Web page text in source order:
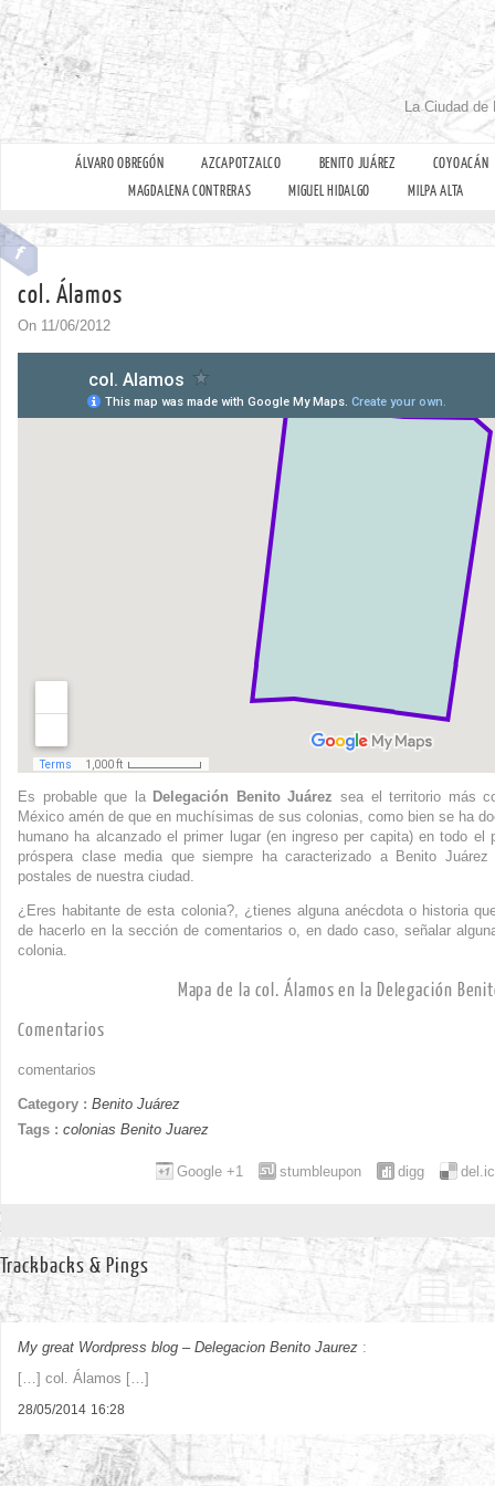
La Ciudad
ÁLVARO OBREGÓN AZCAPOTZALCO BENITO JUÁREZ
COYOACÁN
MAGDALENA CONTRERAS
MIGUEL HIDALGO MILPA ALTA
col. Álamos
On 11/06/2012
Es probable que la Delegación Benito Juárez sea el territorio más
México amén de que en muchísimas de sus colonias, como bien se ha
humano ha alcanzado el primer lugar (en ingreso per capita) en todo
próspera clase media que siempre ha caracterizado a Benito
postales de nuestra ciudad.
¿Eres habitante de esta colonia?, ¿tienes alguna anécdota o historia
de hacerlo en la sección de comentarios o, en dado caso, señalar
colonia.
Mapa de la col. Álamos en la Delegación
Comentarios
comentarios
Category : Benito Juárez
Tags : colonias Benito Juarez
digg
stumbleupon
Google +1
Trackbacks & Pings
My great Wordpress blog – Delegacion Benito Jaurez :
[…] col. Álamos […]
28/05/2014 16:28